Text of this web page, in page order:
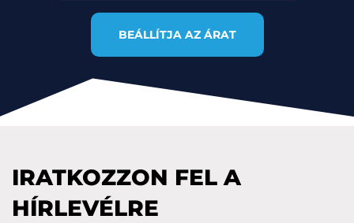
BEÁLLÍTJA AZ ÁRAT
IRATKOZZON FEL A
HÍRLEVÉLRE